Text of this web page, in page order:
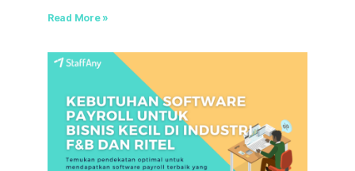
Read More »